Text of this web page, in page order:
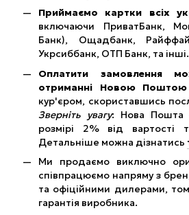
Приймаємо картки всіх
включаючи ПриватБанк,
Банк), Ощадбанк,
Укрсиббанк, ОТП Банк, та інші.
Оплатити замовлення
отриманні Новою Поштою
кур'єром, скориставшись
Зверніть увагу: Нова Пошта
розмірі 2% від вартості
Детальніше можна дізнатись
Ми продаємо виключно
співпрацюємо напряму з
та офіційними дилерами,
гарантія виробника.